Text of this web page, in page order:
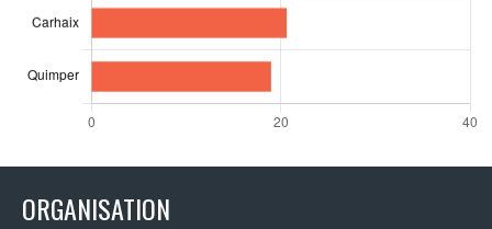
ORGANISATION